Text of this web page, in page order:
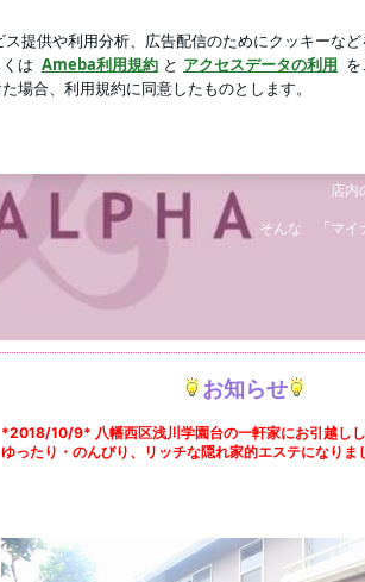
ダイエ
店内
そんな 「マイ
お知らせ
*2018/10/9* 八幡西区浅川学園台の一軒家にお引越し
ゆったり・のんびり、リッチな隠れ家的エステになりま